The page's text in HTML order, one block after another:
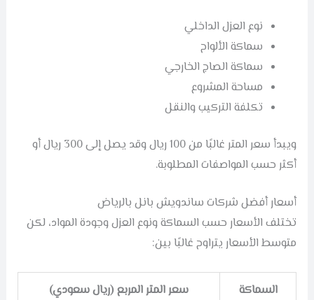
نوع العزل الداخلي
سماكة الألواح
سماكة الصاج الخارجي
مساحة المشروع
تكلفة التركيب والنقل
ويبدأ سعر المتر غالبًا من 100 ريال وقد يصل إلى 300 ريال أو
أكثر حسب المواصفات المطلوبة.
أسعار أفضل شركات ساندويش بانل بالرياض
تختلف الأسعار حسب السماكة ونوع العزل وجودة المواد، لكن
متوسط الأسعار يتراوح غالبًا بين:
السماكة سعر المتر المربع (ريال سعودي)